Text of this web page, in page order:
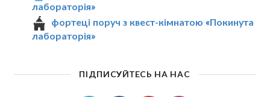
лабораторія»
фортеці поруч з квест-кімнатою «Покинута
лабораторія»
ПІДПИСУЙТЕСЬ НА НАС